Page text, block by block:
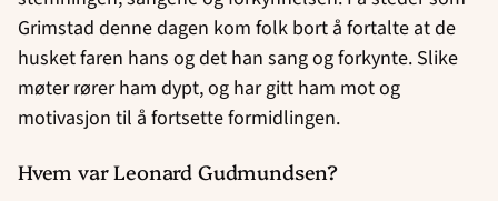
Grimstad denne dagen kom folk bort å fortalte at de
husket faren hans og det han sang og forkynte. Slike
møter rører ham dypt, og har gitt ham mot og
motivasjon til å fortsette formidlingen.
Hvem var Leonard Gudmundsen?